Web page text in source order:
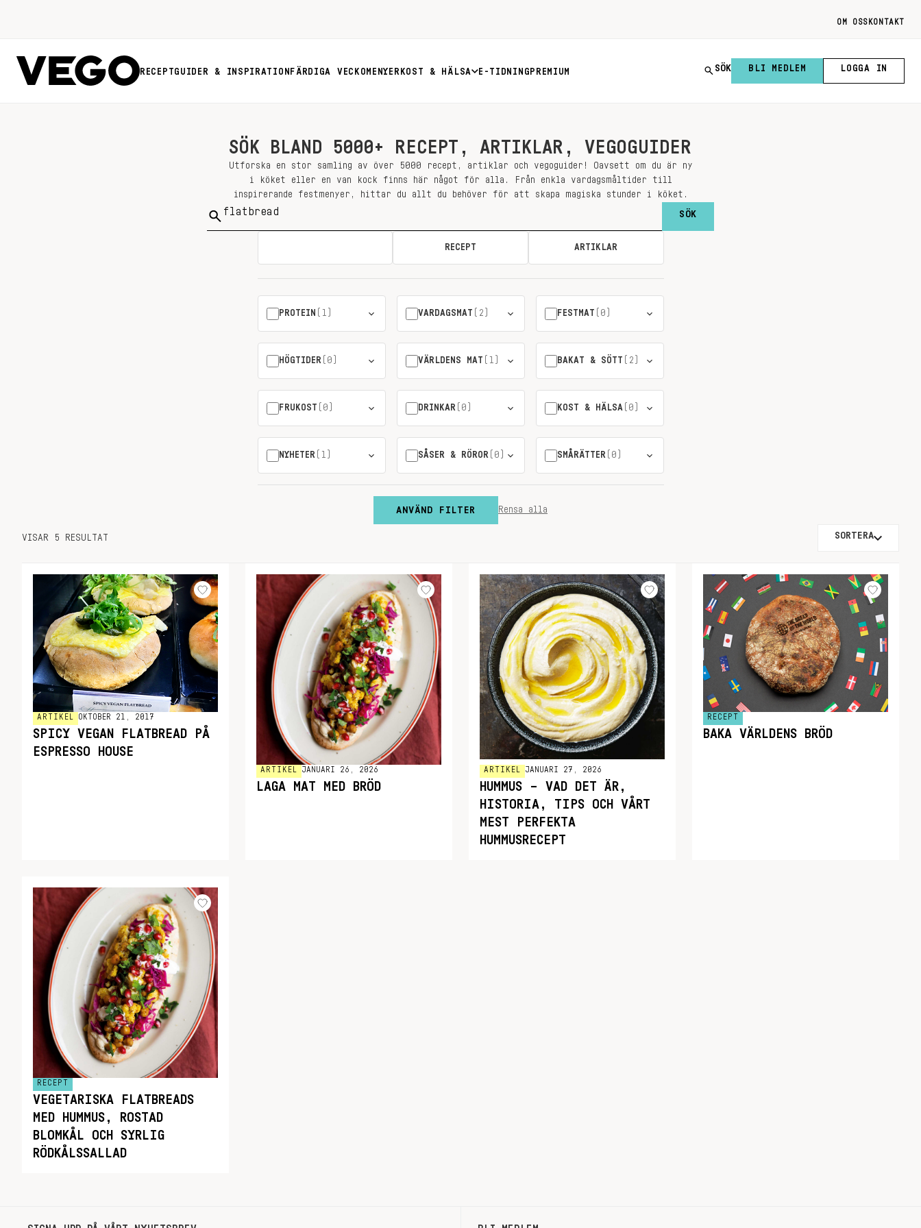
OM OSS KONTAKT
RECEPTGUIDER & INSPIRATION FÄRDIGA VECKOMENYER KOST & HÄLSA E-TIDNING PREMIUM SÖK BLI MEDLEM LOGGA IN
SÖK BLAND 5000+ RECEPT, ARTIKLAR, VEGOGUIDER
Utforska en stor samling av över 5000 recept, artiklar och vegoguider! Oavsett om du är ny
i köket eller en van kock finns här något för alla. Från enkla vardagsmåltider till
inspirerande festmenyer, hittar du allt du behöver för att skapa magiska stunder i köket.
Sök
RECEPT ARTIKLAR
PROTEIN (1) VARDAGSMAT (2) FESTMAT (0)
HÖGTIDER(0) VÄRLDENS MAT (1) BAKAT & SÖTT (2)
FRUKOST (0) DRINKAR(0) KOST & HÄLSA(0)
NYHETER(1) SÅSER & RÖROR(0) SMÅRÄTTER(0)
ANVÄND FILTER Rensa alla
VISAR 5 RESULTAT SORTERA
ARTIKEL OKTOBER 21, 2017
SPICY VEGAN FLATBREAD PÅ
ESPRESSO HOUSE
ARTIKEL JANUARI 26, 2026
LAGA MAT MED BRÖD
ARTIKEL JANUARI 27, 2026
HUMMUS – VAD DET ÄR,
HISTORIA, TIPS OCH VÅRT
MEST PERFEKTA
HUMMUSRECEPT
RECEPT
BAKA VÄRLDENS BRÖD
RECEPT
VEGETARISKA FLATBREADS
MED HUMMUS, ROSTAD
BLOMKÅL OCH SYRLIG
RÖDKÅLSSALLAD